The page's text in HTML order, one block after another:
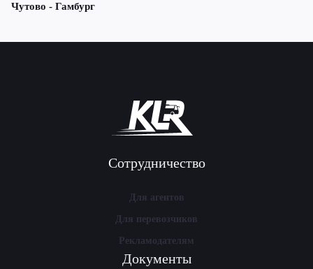
Чутово - Гамбург
Сотрудничество
Для агентов
Для перевозчиков
Рекламодателям
Документы